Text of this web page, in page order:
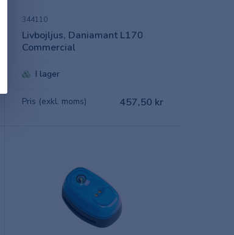
344110
Livbojljus, Daniamant L170
Commercial
I lager
Pris (exkl. moms) 457,50 kr